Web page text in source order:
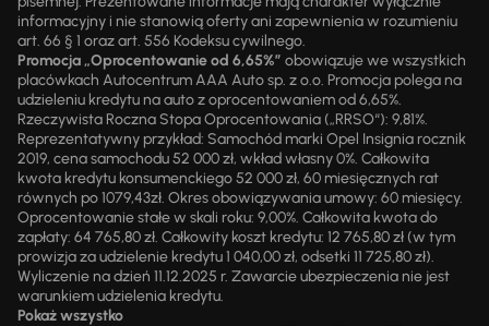
informacyjny i nie stanowią oferty ani zapewnienia w rozumieniu
art. 66 § 1 oraz art. 556 Kodeksu cywilnego.
Promocja „Oprocentowanie od 6,65%” obowiązuje we wszystkich
placówkach Autocentrum AAA Auto sp. z o.o. Promocja polega na
udzieleniu kredytu na auto z oprocentowaniem od 6,65%.
Rzeczywista Roczna Stopa Oprocentowania („RRSO“): 9,81%.
Reprezentatywny przykład: Samochód marki Opel Insignia rocznik
2019, cena samochodu 52 000 zł, wkład własny 0%. Całkowita
kwota kredytu konsumenckiego 52 000 zł, 60 miesięcznych rat
równych po 1079,43zł. Okres obowiązywania umowy: 60 miesięcy.
Oprocentowanie stałe w skali roku: 9,00%. Całkowita kwota do
zapłaty: 64 765,80 zł. Całkowity koszt kredytu: 12 765,80 zł (w tym
prowizja za udzielenie kredytu 1 040,00 zł, odsetki 11 725,80 zł).
Wyliczenie na dzień 11.12.2025 r. Zawarcie ubezpieczenia nie jest
warunkiem udzielenia kredytu.
Pokaż wszystko